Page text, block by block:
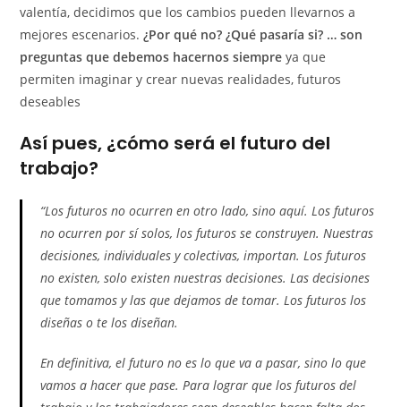
valentía, decidimos que los cambios pueden llevarnos a
mejores escenarios.¿Por qué no? ¿Qué pasaría si? … son
preguntas que debemos hacernos siempre ya que
permiten imaginar y crear nuevas realidades, futuros
deseables
Así pues, ¿cómo será el futuro del
trabajo?
“Los futuros no ocurren en otro lado, sino aquí. Los futuros
no ocurren por sí solos, los futuros se construyen. Nuestras
decisiones, individuales y colectivas, importan. Los futuros
no existen, solo existen nuestras decisiones. Las decisiones
que tomamos y las que dejamos de tomar. Los futuros los
diseñas o te los diseñan.
En definitiva, el futuro no es lo que va a pasar, sino lo que
vamos a hacer que pase. Para lograr que los futuros del